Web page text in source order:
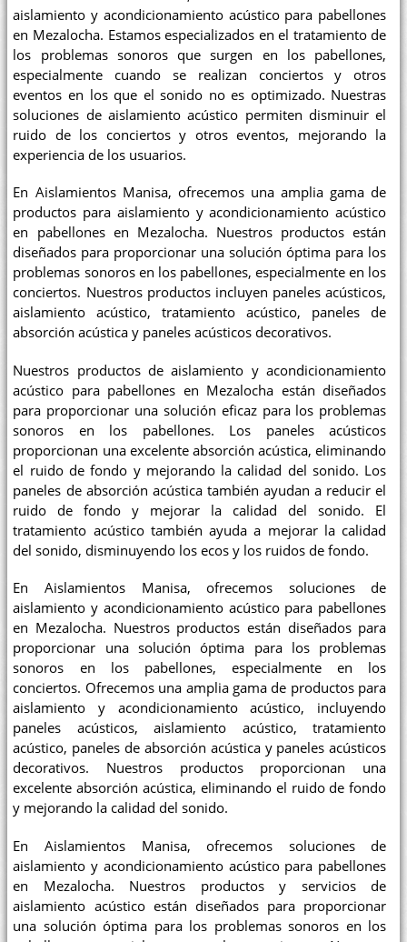
aislamiento y acondicionamiento acústico para pabellones
en Mezalocha. Estamos especializados en el tratamiento de
los problemas sonoros que surgen en los pabellones,
especialmente cuando se realizan conciertos y otros
eventos en los que el sonido no es optimizado. Nuestras
soluciones de aislamiento acústico permiten disminuir el
ruido de los conciertos y otros eventos, mejorando la
experiencia de los usuarios.
En Aislamientos Manisa, ofrecemos una amplia gama de
productos para aislamiento y acondicionamiento acústico
en pabellones en Mezalocha. Nuestros productos están
diseñados para proporcionar una solución óptima para los
problemas sonoros en los pabellones, especialmente en los
conciertos. Nuestros productos incluyen paneles acústicos,
aislamiento acústico, tratamiento acústico, paneles de
absorción acústica y paneles acústicos decorativos.
Nuestros productos de aislamiento y acondicionamiento
acústico para pabellones en Mezalocha están diseñados
para proporcionar una solución eficaz para los problemas
sonoros en los pabellones. Los paneles acústicos
proporcionan una excelente absorción acústica, eliminando
el ruido de fondo y mejorando la calidad del sonido. Los
paneles de absorción acústica también ayudan a reducir el
ruido de fondo y mejorar la calidad del sonido. El
tratamiento acústico también ayuda a mejorar la calidad
del sonido, disminuyendo los ecos y los ruidos de fondo.
En Aislamientos Manisa, ofrecemos soluciones de
aislamiento y acondicionamiento acústico para pabellones
en Mezalocha. Nuestros productos están diseñados para
proporcionar una solución óptima para los problemas
sonoros en los pabellones, especialmente en los
conciertos. Ofrecemos una amplia gama de productos para
aislamiento y acondicionamiento acústico, incluyendo
paneles acústicos, aislamiento acústico, tratamiento
acústico, paneles de absorción acústica y paneles acústicos
decorativos. Nuestros productos proporcionan una
excelente absorción acústica, eliminando el ruido de fondo
y mejorando la calidad del sonido.
En Aislamientos Manisa, ofrecemos soluciones de
aislamiento y acondicionamiento acústico para pabellones
en Mezalocha. Nuestros productos y servicios de
aislamiento acústico están diseñados para proporcionar
una solución óptima para los problemas sonoros en los